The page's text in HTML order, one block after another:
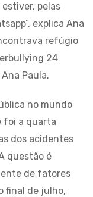
pelas
explica Ana
refúgio
24
Paula.
no mundo
foi a quarta
dos acidentes
questão é
de fatores
final de julho,